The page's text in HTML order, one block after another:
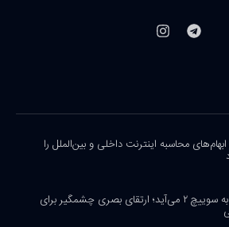
محاسبه اینترنت داخلی و بین‌الملل را
ماینکرفت به سوییچ ۲ می‌آید؛ ارتقای بصری چشمگیر برای